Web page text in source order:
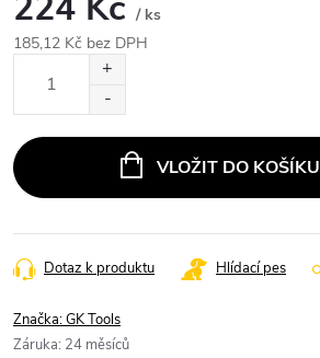
/ ks
185,12 Kč bez DPH
VLOŽIT DO KOŠÍKU
Dotaz k produktu Hlídací pes
Značka:GK Tools
Záruka: 24 měsíců